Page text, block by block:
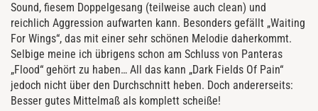
Sound, fiesem Doppelgesang (teilweise auch clean) und
reichlich Aggression aufwarten kann. Besonders gefällt „Waiting
For Wings“, das mit einer sehr schönen Melodie daherkommt.
Selbige meine ich übrigens schon am Schluss von Panteras
„Flood“ gehört zu haben… All das kann „Dark Fields Of Pain“
jedoch nicht über den Durchschnitt heben. Doch andererseits:
Besser gutes Mittelmaß als komplett scheiße!